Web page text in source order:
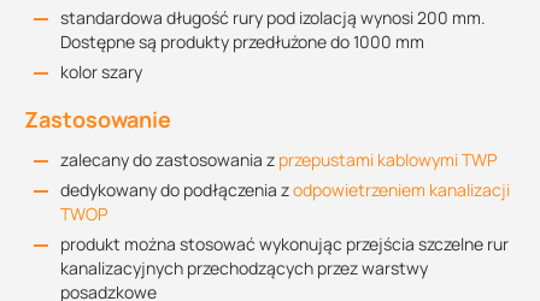
standardowa długość rury pod izolacją wynosi 200 mm.
Dostępne są produkty przedłużone do 1000 mm
kolor szary
Zastosowanie
zalecany do zastosowania z przepustami kablowymi TWP
dedykowany do podłączenia zodpowietrzeniem kanalizacji
TWOP
produkt można stosować wykonując przejścia szczelne rur
kanalizacyjnych przechodzących przez warstwy
posadzkowe